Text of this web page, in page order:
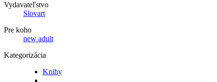
Vydavateľstvo
Slovart
Pre koho
new adult
Kategorizácia
Knihy